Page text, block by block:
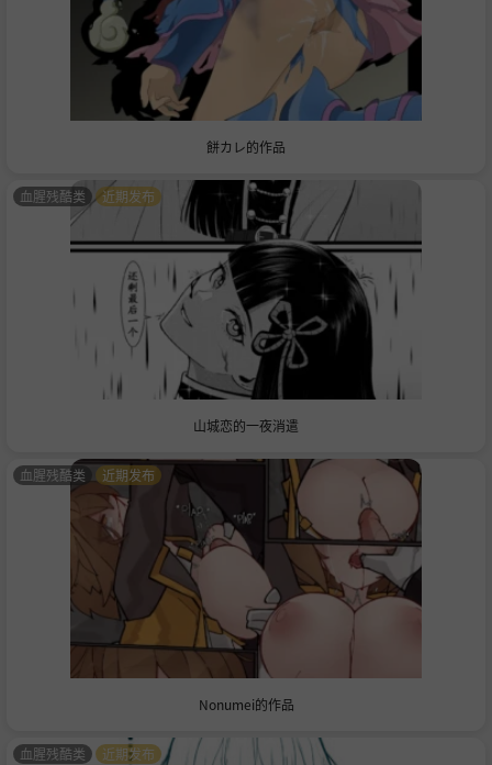
餅カレ的作品
山城恋的一夜消遣
血腥残酷类 近期发布
Nonumei的作品
血腥残酷类 近期发布
血腥残酷类 近期发布